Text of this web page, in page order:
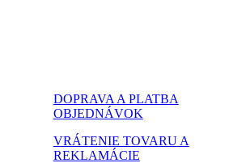
DOPRAVA A PLATBA
OBJEDNÁVOK
VRÁTENIE TOVARU A
REKLAMÁCIE